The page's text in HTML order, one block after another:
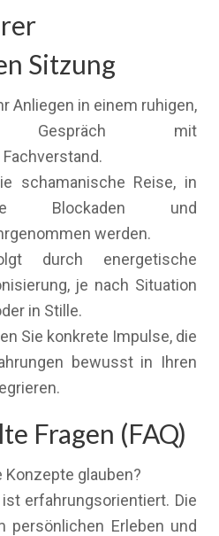
Sitzung
Anliegen in einem ruhigen,
Gespräch mit
schamanische Reise, in
Blockaden und
werden.
durch energetische
je nach Situation
in Stille.
Sie konkrete Impulse, die
bewusst in Ihren
Fragen (FAQ)
glauben?
erfahrungsorientiert. Die
persönlichen Erleben und